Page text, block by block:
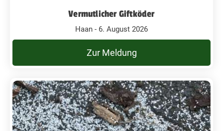
Vermutlicher Giftköder
Haan - 6. August 2026
Zur Meldung